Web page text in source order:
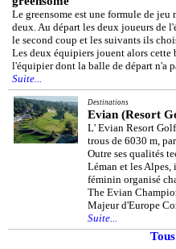
Le greensome est une formule de
deux. Au départ les deux joueurs de
le second coup et les suivants ils
Les deux équipiers jouent alors
l'équipier dont la balle de départ n'a
Suite...
Destinations
Evian (Resort
L' Evian Resort
trous de 6030 m,
Outre ses qualités
Léman et les
féminin organisé
The Evian
Majeur d'Europe
Suite...